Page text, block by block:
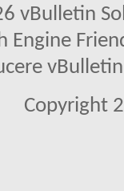
vBulletin
Engine
Copyright